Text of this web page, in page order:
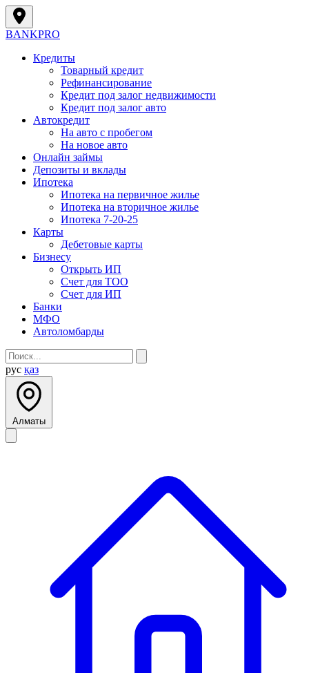
BANKPRO
Кредиты
Товарный кредит
Рефинансирование
Кредит под залог недвижимости
Кредит под залог авто
Автокредит
На авто с пробегом
На новое авто
Онлайн займы
Депозиты и вклады
Ипотека
Ипотека на первичное жилье
Ипотека на вторичное жилье
Ипотека 7-20-25
Карты
Дебетовые карты
Бизнесу
Открыть ИП
Cчет для ТОО
Счет для ИП
Банки
МФО
Автоломбарды
рус қаз
Алматы